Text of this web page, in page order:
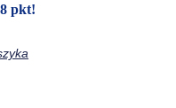
pkt!